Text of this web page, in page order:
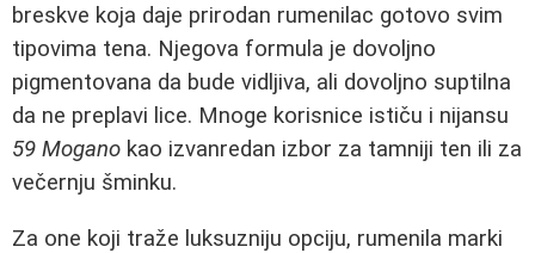
breskve koja daje prirodan rumenilac gotovo svim
tipovima tena. Njegova formula je dovoljno
pigmentovana da bude vidljiva, ali dovoljno suptilna
da ne preplavi lice. Mnoge korisnice ističu i nijansu
59 Mogano kao izvanredan izbor za tamniji ten ili za
večernju šminku.
Za one koji traže luksuzniju opciju, rumenila marki